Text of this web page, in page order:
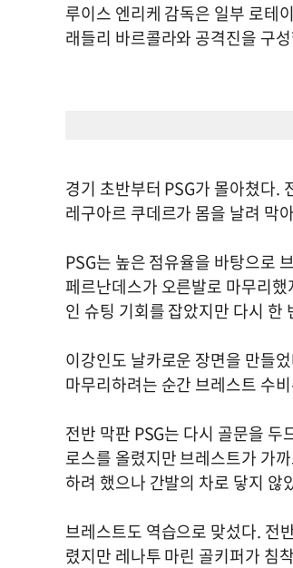
루이스 엔리케 감독은 일부 로테
래들리 바르콜라와 공격진을 구
경기 초반부터 PSG가 몰아쳤다.
레구아르 쿠데르가 몸을 날려 막
PSG는 높은 점유율을 바탕으로
페르난데스가 오른발로 마무리
인 슈팅 기회를 잡았지만 다시 한
이강인도 날카로운 장면을 만들
마무리하려는 순간 브레스트 수
전반 막판 PSG는 다시 골문을
로스를 올렸지만 브레스트가 가
하려 했으나 간발의 차로 닿지 않
브레스트도 역습으로 맞섰다. 전
렸지만 레나투 마린 골키퍼가 침